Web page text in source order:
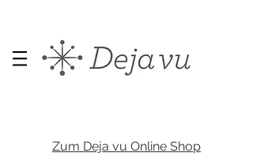
Zum Deja vu Online Shop